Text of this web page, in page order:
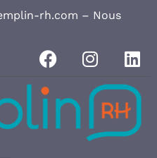
rh.com – Nous